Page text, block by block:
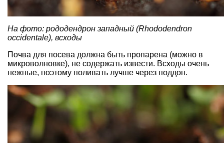
На фото: рододендрон западный (Rhododendron
occidentale), всходы
Почва для посева должна быть пропарена (можно в
микроволновке), не содержать извести. Всходы очень
нежные, поэтому поливать лучше через поддон.